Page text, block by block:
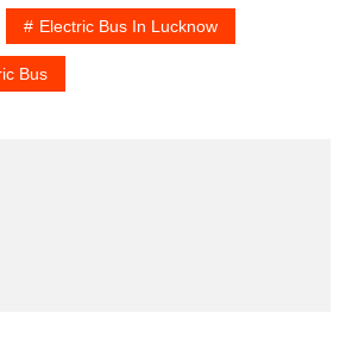
Electric Bus In Lucknow
Bus